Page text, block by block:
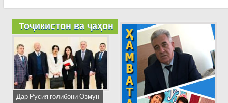
Тоҷикистон ва ҷаҳон
Дар Русия ғолибони Озмун